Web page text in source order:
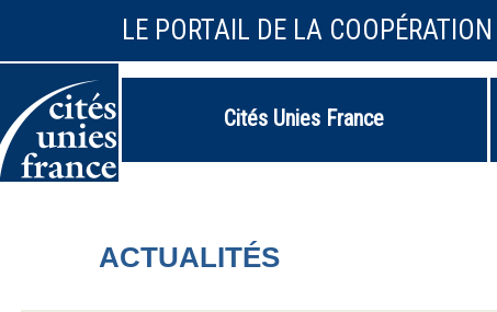
LE PORTAIL DE LA
Cités Unies France
ACTUALITÉS